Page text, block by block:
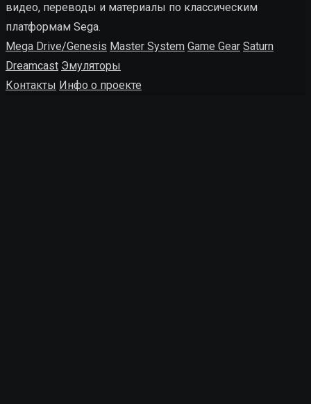
видео, переводы и материалы по классическим
платформам Sega.
Mega Drive/Genesis Master System Game Gear Saturn
Dreamcast Эмуляторы
Контакты Инфо о проекте